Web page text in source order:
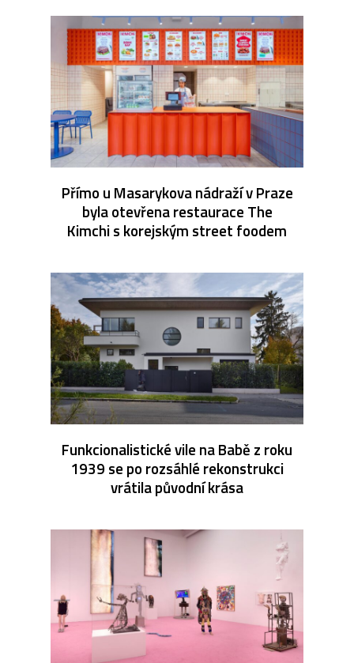
Přímo u Masarykova nádraží v Praze
byla otevřena restaurace The
Kimchi s korejským street foodem
Funkcionalistické vile na Babě z roku
1939 se po rozsáhlé rekonstrukci
vrátila původní krása